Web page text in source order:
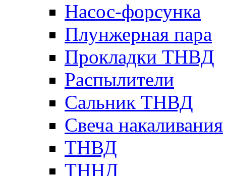
Насос-форсунка
Плунжерная пара
Прокладки ТНВД
Распылители
Сальник ТНВД
Свеча накаливания
ТНВД
ТННД